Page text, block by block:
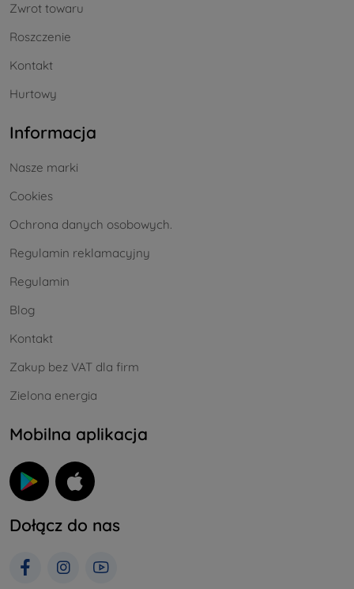
Zwrot towaru
Roszczenie
Kontakt
Hurtowy
Informacja
Nasze marki
Cookies
Ochrona danych osobowych.
Regulamin reklamacyjny
Regulamin
Blog
Kontakt
Zakup bez VAT dla firm
Zielona energia
Mobilna aplikacja
Dołącz do nas